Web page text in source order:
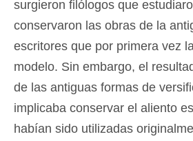
surgieron filólogos que
conservaron las obras de la
escritores que por primera vez
modelo. Sin embargo, el
de las antiguas formas de
implicaba conservar el aliento
habían sido utilizadas